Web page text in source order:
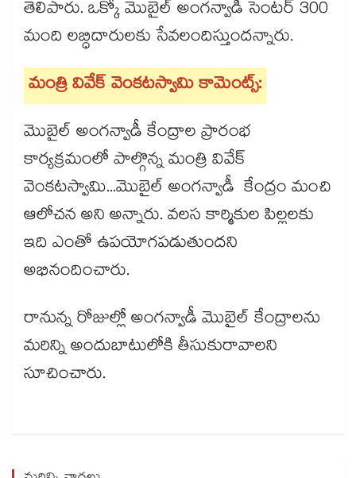
తెలిపారు. ఒక్కో మొబైల్ అంగన్వాడి సెంటర్ 300
మంది లబ్ధిదారులకు సేవలందిస్తుందన్నారు.
మంత్రి వివేక్ వెంకటస్వామి కామెంట్స్:
మొబైల్ అంగన్వాడీ కేంద్రాల ప్రారంభ
కార్యక్రమంలో పాల్గొన్న మంత్రి వివేక్
వెంకటస్వామి...మొబైల్ అంగన్వాడీ కేంద్రం మంచి
ఆలోచన అని అన్నారు. వలస కార్మికుల పిల్లలకు
ఇది ఎంతో ఉపయోగపడుతుందని
అభినందించారు.
రానున్న రోజుల్లో అంగన్వాడీ మొబైల్ కేంద్రాలను
మరిన్ని అందుబాటులోకి తీసుకురావాలని
సూచించారు.